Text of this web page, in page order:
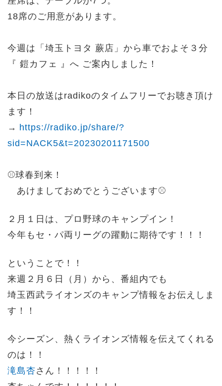
18席のご用意があります。
今週は「埼玉トヨタ 蕨店」から車でおよそ３分
『 鎧カフェ 』へ ご案内しました！
本日の放送はradikoのタイムフリーでお聴き頂け
ます ！
→ https://radiko.jp/share/?
sid=NACK5&t=20230201171500
⚾️球春到来！
あけましておめでとうございます⚾️
２月１日は、プロ野球のキャンプイン！
今年もセ・パ両リーグの躍動に期待です！！！
ということで！！
来週２月６日（月）から、 番組内でも
埼玉西武ライオンズのキャンプ情報をお伝えしま
す！！
今シーズン、熱くライオンズ情報を伝えてくれる
のは！！
滝島杏さん！！！！！